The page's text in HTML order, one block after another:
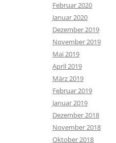
Februar 2020
Januar 2020
Dezember 2019
November 2019
Mai 2019
April 2019
März 2019
Februar 2019
Januar 2019
Dezember 2018
November 2018
Oktober 2018